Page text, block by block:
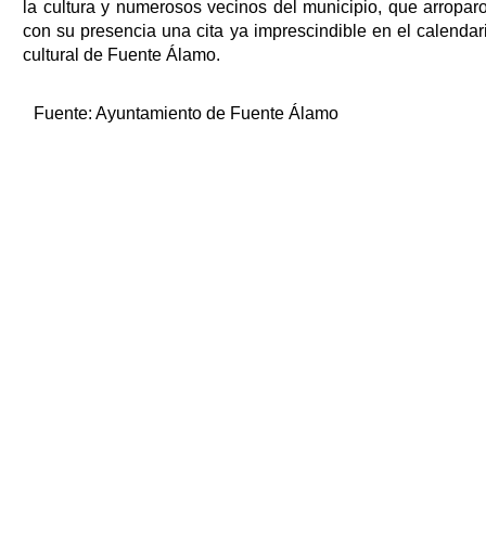
la cultura y numerosos vecinos del municipio, que
con su presencia una cita ya imprescindible en el
cultural de Fuente Álamo.
Fuente: Ayuntamiento de Fuente Álamo